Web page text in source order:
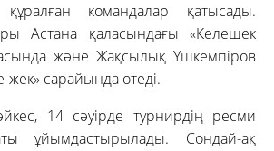
командалар қатысады.
Астана қаласындағы «Келешек
және Жақсылық Үшкемпіров
сарайында өтеді.
14 сәуірде турнирдің ресми
ұйымдастырылады. Сондай-ақ